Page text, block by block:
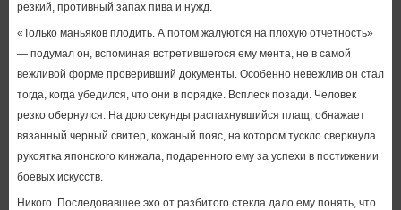
резкий, противный запах пива и нужд.
«Только маньяков плодить. А потом жалуются на плохую отчетность»
— подумал он, вспоминая встретившегося ему мента, не в самой
вежливой форме проверивший документы. Особенно невежлив он стал
тогда, когда убедился, что они в порядке. Всплеск позади. Человек
резко обернулся. На дою секунды распахнувшийся плащ, обнажает
вязанный черный свитер, кожаный пояс, на котором тускло сверкнула
рукоятка японского кинжала, подаренного ему за успехи в постижении
боевых искусств.
Никого. Последовавшее эхо от разбитого стекла дало ему понять, что